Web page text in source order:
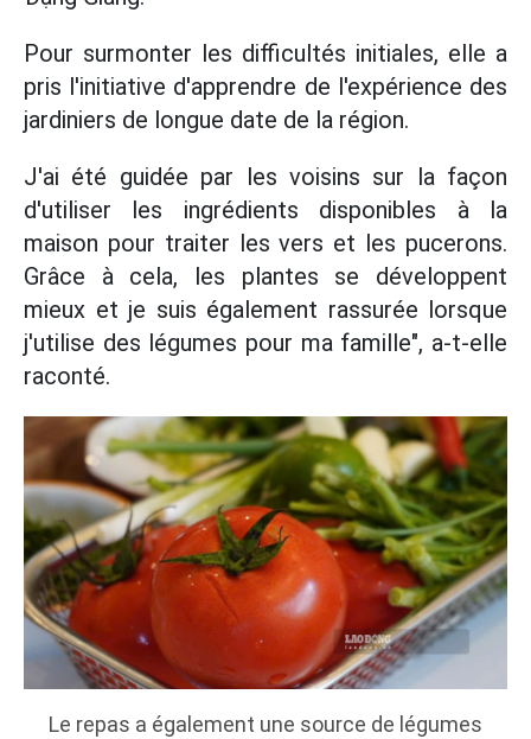
Pour surmonter les difficultés initiales, elle a
pris l'initiative d'apprendre de l'expérience des
jardiniers de longue date de la région.
J'ai été guidée par les voisins sur la façon
d'utiliser les ingrédients disponibles à la
maison pour traiter les vers et les pucerons.
Grâce à cela, les plantes se développent
mieux et je suis également rassurée lorsque
j'utilise des légumes pour ma famille", a-t-elle
raconté.
Le repas a également une source de légumes